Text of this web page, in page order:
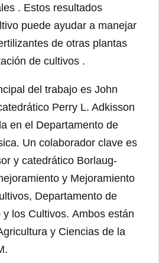
. Estos resultados
puede ayudar a manejar
de otras plantas
de cultivos .
del trabajo es John
Perry L. Adkisson
en el Departamento de
Un colaborador clave es
y catedrático Borlaug-
y Mejoramiento
Departamento de
los Cultivos. Ambos están
y Ciencias de la